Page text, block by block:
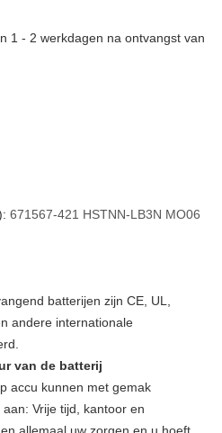
1 - 2 werkdagen na ontvangst van
671567-421 HSTNN-LB3N MO06
batterijen zijn CE, UL,
andere internationale
van de batterij
accu kunnen met gemak
Vrije tijd, kantoor en